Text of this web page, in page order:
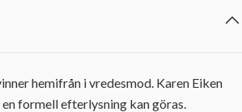
hemifrån i vredesmod. Karen Eiken
formell efterlysning kan göras.